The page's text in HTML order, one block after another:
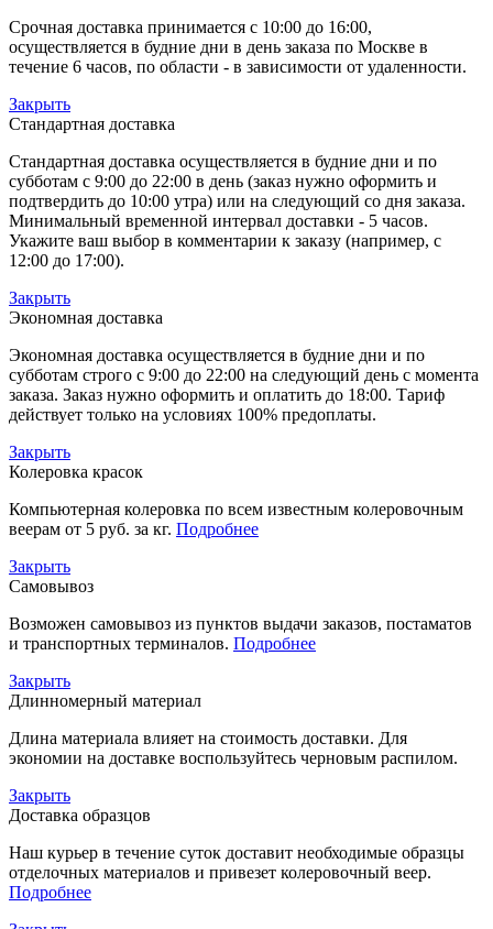
Срочная доставка принимается с 10:00 до 16:00,
осуществляется в будние дни в день заказа по Москве в
течение 6 часов, по области - в зависимости от удаленности.
Закрыть
Стандартная доставка
Стандартная доставка осуществляется в будние дни и по
субботам с 9:00 до 22:00 в день (заказ нужно оформить и
подтвердить до 10:00 утра) или на следующий со дня заказа.
Минимальный временной интервал доставки - 5 часов.
Укажите ваш выбор в комментарии к заказу (например, с
12:00 до 17:00).
Закрыть
Экономная доставка
Экономная доставка осуществляется в будние дни и по
субботам строго с 9:00 до 22:00 на следующий день с момента
заказа. Заказ нужно оформить и оплатить до 18:00. Тариф
действует только на условиях 100% предоплаты.
Закрыть
Колеровка красок
Компьютерная колеровка по всем известным колеровочным
веерам от 5 руб. за кг. Подробнее
Закрыть
Самовывоз
Возможен самовывоз из пунктов выдачи заказов, постаматов
и транспортных терминалов. Подробнее
Закрыть
Длинномерный материал
Длина материала влияет на стоимость доставки. Для
экономии на доставке воспользуйтесь черновым распилом.
Закрыть
Доставка образцов
Наш курьер в течение суток доставит необходимые образцы
отделочных материалов и привезет колеровочный веер.
Подробнее